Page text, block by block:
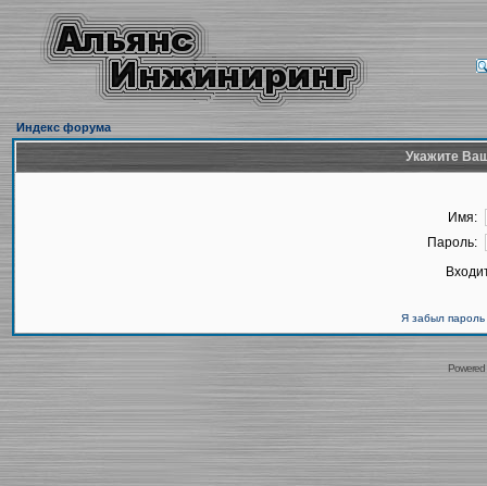
Индекс форума
Укажите
Имя:
Пароль:
Я забыл пароль